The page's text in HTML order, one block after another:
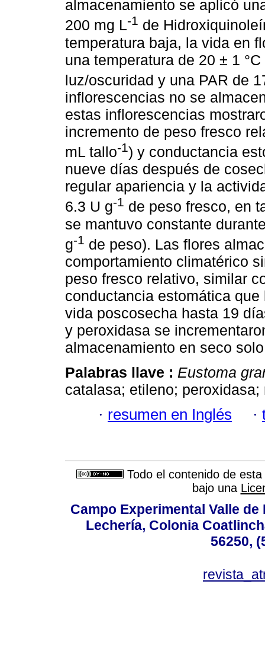
almacenamiento se aplicó
200 mg L-1 de
temperatura baja, la vida en
una temperatura de 20 ± 1
luz/oscuridad y una PAR de
inflorescencias no se
estas inflorescencias
incremento de peso fresco
mL tallo-1) y conductancia
nueve días después de
regular apariencia y la
6.3 U g-1 de peso fresco, en
se mantuvo constante
g-1 de peso). Las flores
comportamiento climatérico
peso fresco relativo, similar
conductancia estomática
vida poscosecha hasta 19
y peroxidasa se
almacenamiento en seco
Palabras llave : Eustoma
catalasa; etileno; peroxidasa;
· resumen en Inglés ·
Todo el contenido de
bajo una
Campo Experimental Valle
Lechería, Colonia
56250,